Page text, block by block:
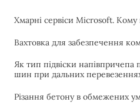
Хмарні сервіси Microsoft. Кому
Вахтовка для забезпечення
Як тип підвіски напівпричепа
шин при дальних
Різання бетону в обмежених